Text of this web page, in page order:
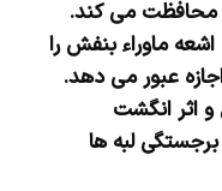
محافظت می کند.
ماوراء بنفش را
عبور می دهد.
و اثر انگشت
و برجستگی لبه ها